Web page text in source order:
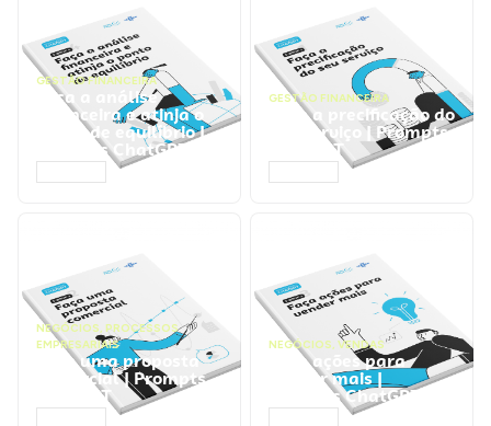
GESTÃO FINANCEIRA
Faça a análise
financeira e atinja o
ponto de equilíbrio |
Prompts ChatGPT
GESTÃO FINANCEIRA
Faça a precificação do
seu serviço | Prompts
ChatGPT
NEGÓCIOS, PROCESSOS
EMPRESARIAIS
Faça uma proposta
comercial | Prompts
ChatGPT
NEGÓCIOS, VENDAS
Faça ações para
vender mais |
Prompts ChatGPT